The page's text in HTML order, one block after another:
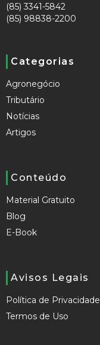
(85) 3341-5842
(85) 98838-2200
Categorias
Agronegócio
Tributário
Notícias
Artigos
Conteúdo
Material Gratuito
Blog
E-Book
Avisos Legais
Política de Privacidade
Termos de Uso